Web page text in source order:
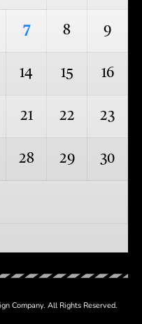
7 8 9
14 15 16
21 22 23
28 29 30
Company. All Rights Reserved.